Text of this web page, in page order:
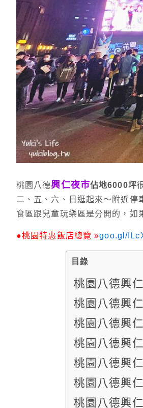
桃園八德興仁夜市佔地6000坪
二、五、六、日逛起來～附近停
食區跟兒童玩樂區是分開的，如
●桃園特惠飯店總覽 »goo.gl/
目錄
桃園八德興
桃園八德興
桃園八德興
桃園八德興
桃園八德興
桃園八德興
桃園八德興